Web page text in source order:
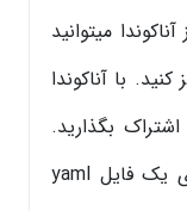
میتوانید
با آناکوندا
بگذارید.
کافیست از کانفیگ های محیط مجازی یک فایل yaml